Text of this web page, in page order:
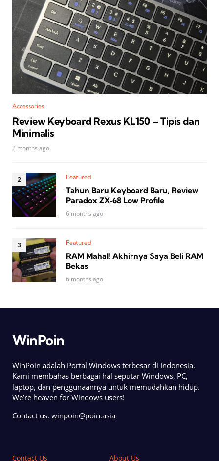
Accessories
Review Keyboard Rexus KL150 – Tipis dan
Minimalis
2 months ago
Featured
Tahun Baru Keyboard Baru, Review
Paradox ZX‑68 Low Profile
6 months ago
Featured
RAM Mahal! Akhirnya Saya Beli RAM
Bekas
6 months ago
WinPoin
WinPoin adalah Portal Windows terbesar di Indonesia.
Kami membahas berbagai hal seputar Windows, PC,
laptop, dan penggunaannya untuk memudahkan hidup.
We’re heaven for Windows users!
Contact us: winpoin@poin.asia
Contact Us About Us